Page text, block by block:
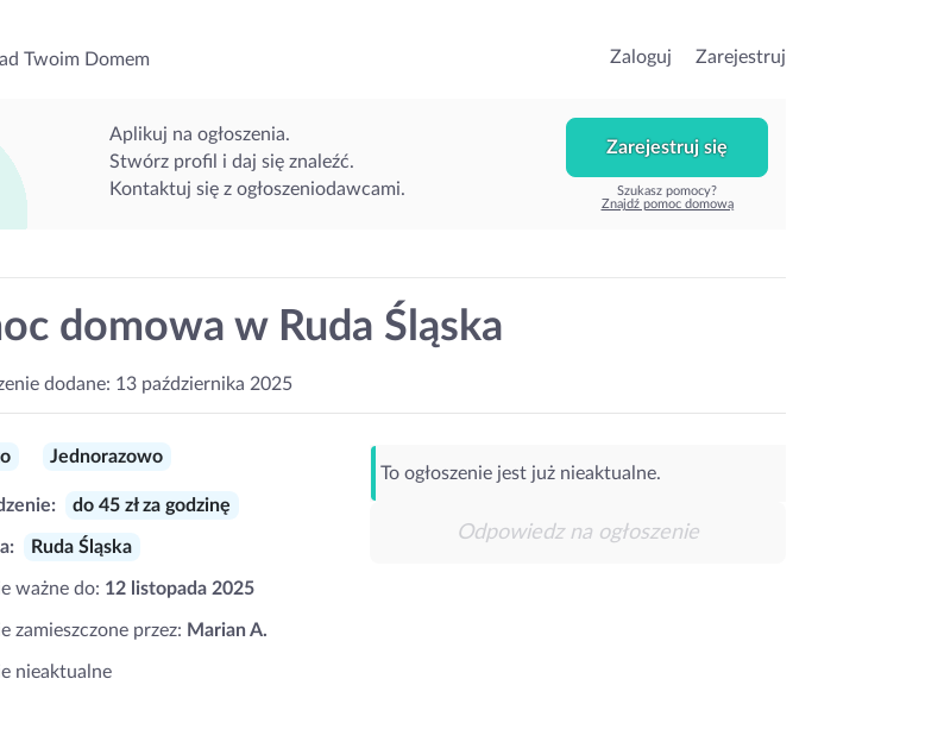
Twoim Domem Zaloguj Zarejestruj
Aplikuj na ogłoszenia.
Stwórz profil i daj się znaleźć.
Kontaktuj się z ogłoszeniodawcami.
Zarejestruj się
Szukasz pomocy?
Znajdź pomoc domową
domowa w Ruda Śląska
dodane: 13 października 2025
Jednorazowo
do 45 zł za godzinę
Ruda Śląska
ważne do: 12 listopada 2025
zamieszczone przez: Marian A.
nieaktualne
To ogłoszenie jest już nieaktualne.
Odpowiedz na ogłoszenie